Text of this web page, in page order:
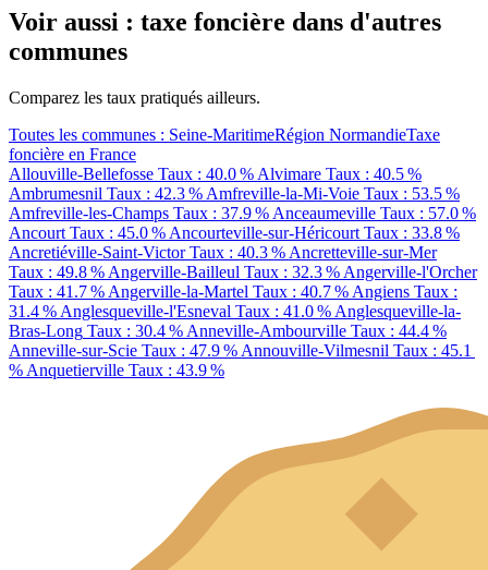
Voir aussi : taxe foncière dans d'autres
communes
Comparez les taux pratiqués ailleurs.
Toutes les communes : Seine-MaritimeRégion NormandieTaxe
foncière en France
Allouville-Bellefosse Taux : 40.0 % Alvimare Taux : 40.5 %
Ambrumesnil Taux : 42.3 % Amfreville-la-Mi-Voie Taux : 53.5 %
Amfreville-les-Champs Taux : 37.9 % Anceaumeville Taux : 57.0 %
Ancourt Taux : 45.0 % Ancourteville-sur-Héricourt Taux : 33.8 %
Ancretiéville-Saint-VictorTaux : 40.3 % Ancretteville-sur-Mer
Taux : 49.8 % Angerville-Bailleul Taux : 32.3 % Angerville-l'Orcher
Taux : 41.7 % Angerville-la-Martel Taux : 40.7 % Angiens Taux :
31.4 % Anglesqueville-l'Esneval Taux : 41.0 % Anglesqueville-la-
Bras-Long Taux : 30.4 % Anneville-Ambourville Taux : 44.4 %
Anneville-sur-Scie Taux : 47.9 % Annouville-Vilmesnil Taux : 45.1
% Anquetierville Taux : 43.9 %